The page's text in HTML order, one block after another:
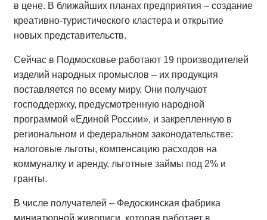
в цене. В ближайших планах предприятия – создание
креативно-туристического кластера и открытие
новых представительств.
Сейчас в Подмосковье работают 19 производителей
изделий народных промыслов – их продукция
поставляется по всему миру. Они получают
господдержку, предусмотренную народной
программой «Единой России», и закрепленную в
региональном и федеральном законодательстве:
налоговые льготы, компенсацию расходов на
коммуналку и аренду, льготные займы под 2% и
гранты.
В числе получателей – Федоскинская фабрика
миниатюрной живописи, которая работает в